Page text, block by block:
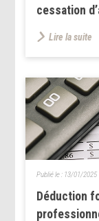
cessation
Lire la suite
Déduction
Publié le : 13/01/2025